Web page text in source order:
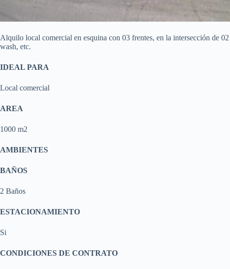
Alquilo local comercial en esquina con 03 frentes, en la intersección de
wash, etc.
IDEAL PARA
Local comercial
AREA
1000 m2
AMBIENTES
BAÑOS
2 Baños
ESTACIONAMIENTO
Si
CONDICIONES DE CONTRATO